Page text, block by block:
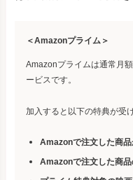
＜Amazonプライム＞
Amazonプライムは通常月
ービスです。
加入すると以下の特典が受
Amazonで注文した商
Amazonで注文した商